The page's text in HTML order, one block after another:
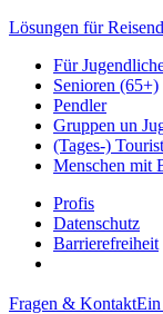
Lösungen für
Für
Senioren (65+)
Pendler
Gruppen un
(Tages-)
Menschen mit
Profis
Datenschutz
Barrierefreiheit
Fragen & KontaktEin